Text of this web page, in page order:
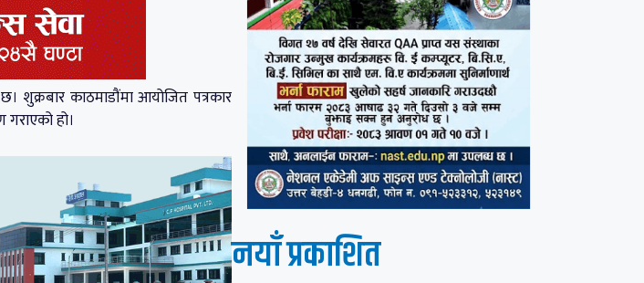
शुक्रबार काठमाडौंमा आयोजित पत्रकार
हो।
नयाँ प्रकाशित